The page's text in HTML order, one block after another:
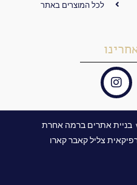
לכל המוצרים באתר
I
n
s
t
a
g
צליל קאבר קארו